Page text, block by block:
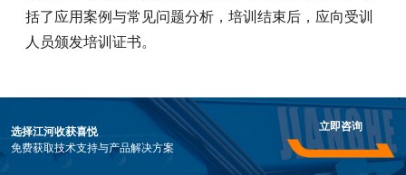
括了应用案例与常见问题分析，培训结束后，应向受训
人员颁发培训证书。
选择江河收获喜悦
免费获取技术支持与产品解决方案
立即咨询